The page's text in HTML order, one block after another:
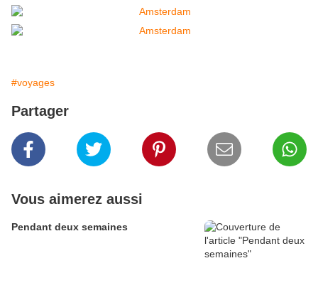
#voyages
Partager
Vous aimerez aussi
Pendant deux semaines